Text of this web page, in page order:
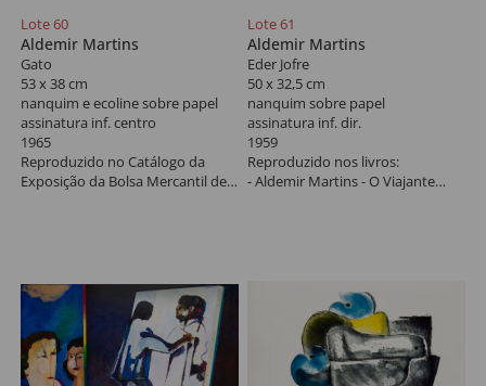
Lote 60
Aldemir Martins
Gato
53 x 38 cm
nanquim e ecoline sobre papel
assinatura inf. centro
1965
Reproduzido no Catálogo da
Exposição da Bolsa Mercantil de
Lote 61
Aldemir Martins
Eder Jofre
50 x 32,5 cm
nanquim sobre papel
assinatura inf. dir.
1959
Reproduzido nos livros:
- Aldemir Martins - O Viajante
Pedro Martins (16 de janeiro de